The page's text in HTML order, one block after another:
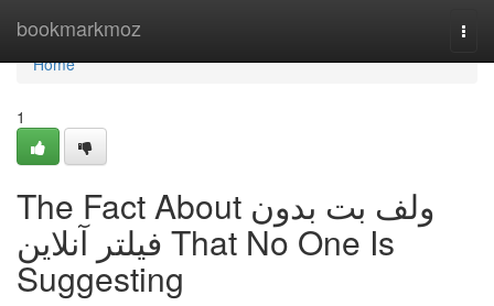
bookmarkmoz
Home
Home
1
The Fact About ولف بت بدون
فیلتر آنلاین That No One Is
Suggesting